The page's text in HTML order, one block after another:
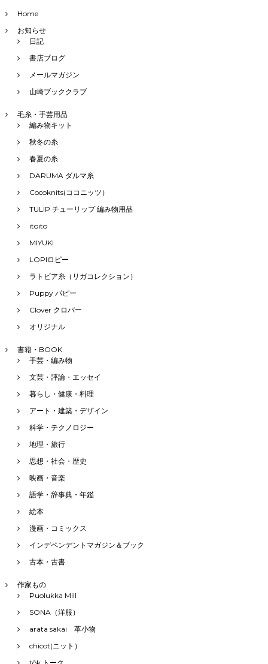
Home
お知らせ
日記
書店ブログ
メールマガジン
山崎ブッククラブ
毛糸・手芸用品
編み物キット
秋冬の糸
春夏の糸
DARUMA ダルマ糸
Cocoknits(ココニッツ）
TULIP チューリップ 編み物用品
itoito
MIYUKI
LOPIロピー
ラトビア糸（リガコレクション）
Puppy パピー
Clover クロバー
オリジナル
書籍・BOOK
手芸・編み物
文芸・評論・エッセイ
暮らし・健康・料理
アート・建築・デザイン
科学・テクノロジー
地理・旅行
思想・社会・歴史
映画・音楽
語学・辞事典・年鑑
絵本
漫画・コミックス
インデペンデントマガジン＆ブック
古本・古書
作家もの
Puolukka Mill
SONA（洋服）
arata sakai 革小物
chicot(ニット）